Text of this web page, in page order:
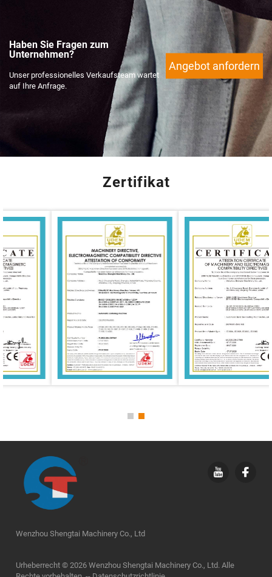
Haben Sie Fragen zum
Unternehmen?
Unser professionelles Verkaufsteam wartet
auf Ihre Anfrage.
Angebot anfordern
Zertifikat
Wenzhou Shengtai Machinery Co., Ltd
Urheberrecht © 2026 Wenzhou Shengtai Machinery Co., Ltd. Alle